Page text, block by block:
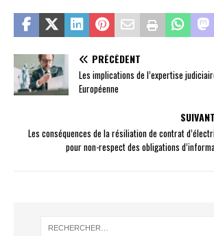
PRÉCÉDENT
Les implications de l’expertise
Européenne
SUIVANT
Les conséquences de la résiliation de contrat
pour non-respect des obligations